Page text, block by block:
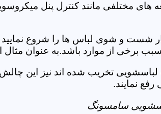
های مختلفی مانند کنترل پنل
شست و شوی لباس ها را شروع
برخی از موارد باشد.به عنوان
تخریب شده اند نیز این
نمایند.
سامسونگ